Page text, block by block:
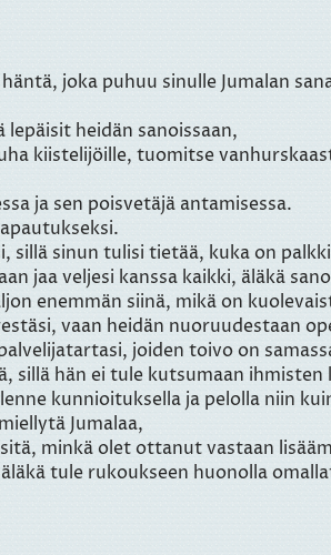
joka puhuu sinulle Jumalan
heidän sanoissaan,
kiistelijöille, tuomitse
ja sen poisvetäjä antamisessa.
sillä sinun tulisi tietää, kuka on
jaa veljesi kanssa kaikki, äläkä
enemmän siinä, mikä on
vaan heidän nuoruudestaan
joiden toivo on
sillä hän ei tule kutsumaan
kunnioituksella ja pelolla niin
Jumalaa,
minkä olet ottanut vastaan
tule rukoukseen huonolla